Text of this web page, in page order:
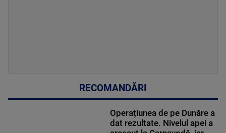
RECOMANDĂRI
Operațiunea de pe Dunăre a
dat rezultate. Nivelul apei a